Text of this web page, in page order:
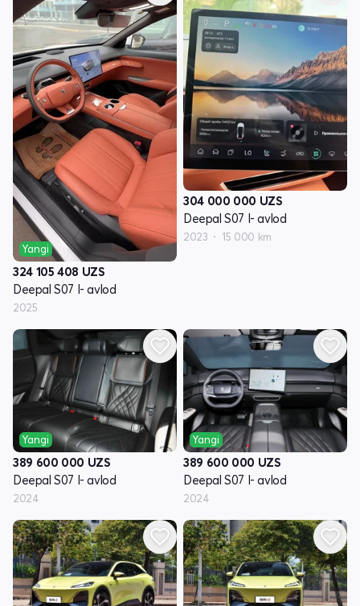
Yangi
324 105 408 UZS
Deepal S07 I- avlod
2025
304 000 000 UZS
Deepal S07 I- avlod
2023 15 000 km
Yangi
389 600 000 UZS
Deepal S07 I- avlod
2024
Yangi
389 600 000 UZS
Deepal S07 I- avlod
2024